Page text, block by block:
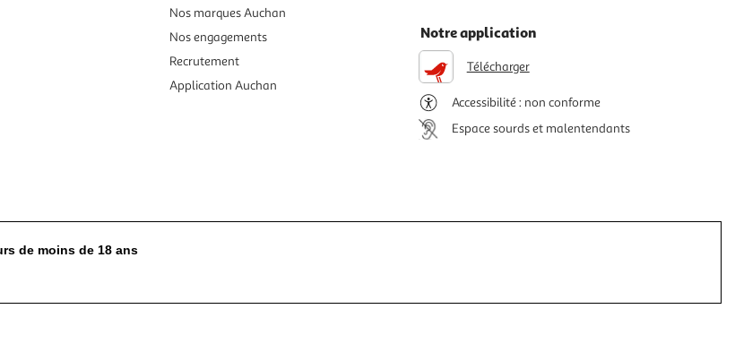
Nos marques Auchan
Nos engagements
Recrutement
Application Auchan
Notre application
Télécharger
Accessibilité : non conforme
Espace sourds et malentendants
de moins de 18 ans